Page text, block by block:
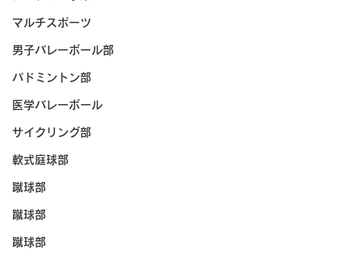
マルチスポーツ
男子バレーボール部
バドミントン部
医学バレーボール
サイクリング部
軟式庭球部
蹴球部
蹴球部
蹴球部